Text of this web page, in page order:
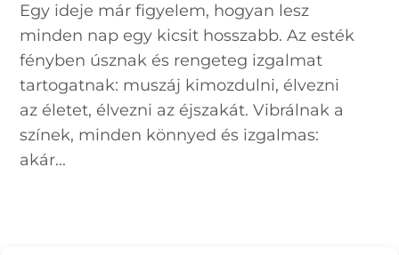
Egy ideje már figyelem, hogyan lesz
minden nap egy kicsit hosszabb. Az esték
fényben úsznak és rengeteg izgalmat
tartogatnak: muszáj kimozdulni, élvezni
az életet, élvezni az éjszakát. Vibrálnak a
színek, minden könnyed és izgalmas:
akár...